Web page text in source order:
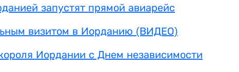
запустят прямой авиарейс
визитом в Иорданию (ВИДЕО)
Иордании с Днем независимости